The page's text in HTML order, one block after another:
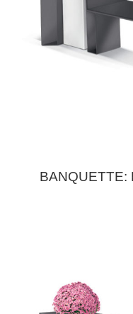
BANQUETTE: